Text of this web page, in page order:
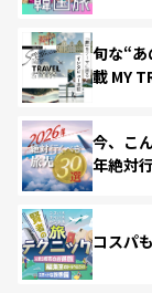
旬な“
載 MY
今、こ
年絶対
コスパ